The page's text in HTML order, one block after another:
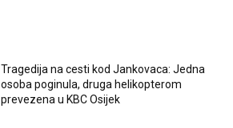
Tragedija na cesti kod Jankovaca: Jedna
osoba poginula, druga helikopterom
prevezena u KBC Osijek